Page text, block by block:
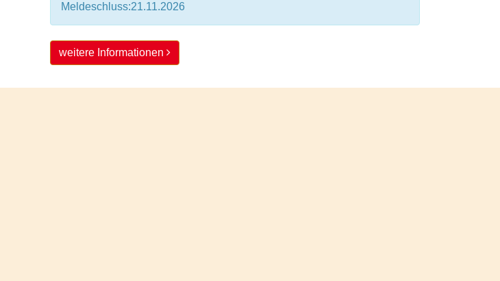
Meldeschluss:21.11.2026
weitere Informationen